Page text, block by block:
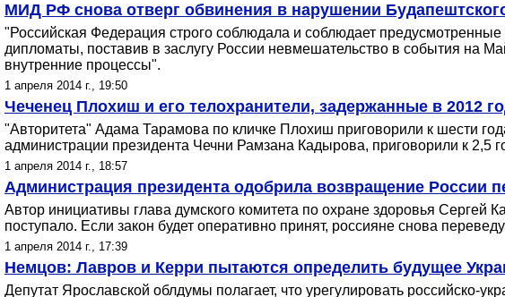
МИД РФ снова отверг обвинения в нарушении
"Российская Федерация строго соблюдала и соблюдает
дипломаты, поставив в заслугу России невмешательство в события
внутренние процессы".
1 апреля 2014 г., 19:50
Чеченец Плохиш и его телохранители, задержанные в 2012
"Авторитета" Адама Тарамова по кличке Плохиш приговорили к шести
администрации президента Чечни Рамзана Кадырова, приговорили к
1 апреля 2014 г., 18:57
Администрация президента одобрила возвращение России
Автор инициативы глава думского комитета по охране здоровья Сергей
поступало. Если закон будет оперативно принят, россияне снова
1 апреля 2014 г., 17:39
Немцов: Лавров и Керри пытаются определить будущее
Депутат Ярославской облдумы полагает, что урегулировать российско-